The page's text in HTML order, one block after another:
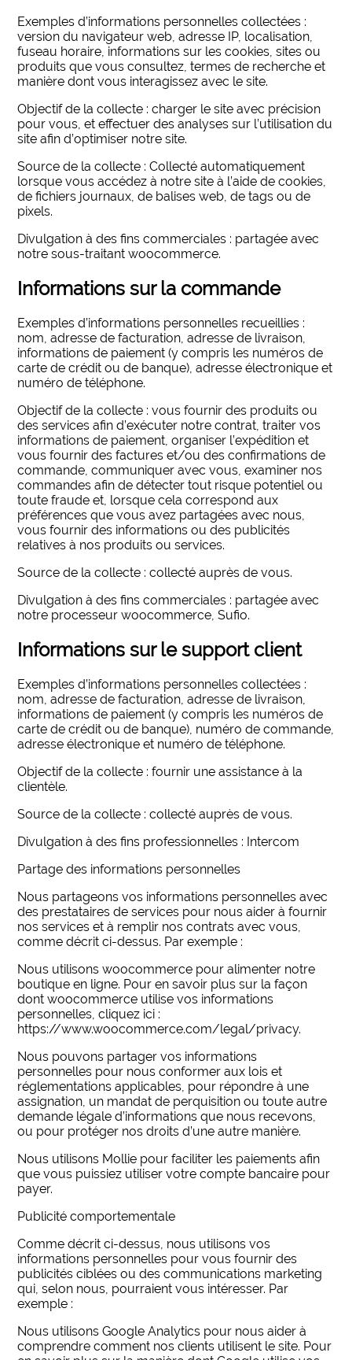
Exemples d’informations personnelles collectées :
version du navigateur web, adresse IP, localisation,
fuseau horaire, informations sur les cookies, sites ou
produits que vous consultez, termes de recherche et
manière dont vous interagissez avec le site.
Objectif de la collecte : charger le site avec précision
pour vous, et effectuer des analyses sur l’utilisation du
site afin d’optimiser notre site.
Source de la collecte : Collecté automatiquement
lorsque vous accédez à notre site à l’aide de cookies,
de fichiers journaux, de balises web, de tags ou de
pixels.
Divulgation à des fins commerciales : partagée avec
notre sous-traitant woocommerce.
Informations sur la commande
Exemples d’informations personnelles recueillies :
nom, adresse de facturation, adresse de livraison,
informations de paiement (y compris les numéros de
carte de crédit ou de banque), adresse électronique et
numéro de téléphone.
Objectif de la collecte : vous fournir des produits ou
des services afin d’exécuter notre contrat, traiter vos
informations de paiement, organiser l’expédition et
vous fournir des factures et/ou des confirmations de
commande, communiquer avec vous, examiner nos
commandes afin de détecter tout risque potentiel ou
toute fraude et, lorsque cela correspond aux
préférences que vous avez partagées avec nous,
vous fournir des informations ou des publicités
relatives à nos produits ou services.
Source de la collecte : collecté auprès de vous.
Divulgation à des fins commerciales : partagée avec
notre processeur woocommerce, Sufio.
Informations sur le support client
Exemples d’informations personnelles collectées :
nom, adresse de facturation, adresse de livraison,
informations de paiement (y compris les numéros de
carte de crédit ou de banque), numéro de commande,
adresse électronique et numéro de téléphone.
Objectif de la collecte : fournir une assistance à la
clientèle.
Source de la collecte : collecté auprès de vous.
Divulgation à des fins professionnelles : Intercom
Partage des informations personnelles
Nous partageons vos informations personnelles avec
des prestataires de services pour nous aider à fournir
nos services et à remplir nos contrats avec vous,
comme décrit ci-dessus. Par exemple :
Nous utilisons woocommerce pour alimenter notre
boutique en ligne. Pour en savoir plus sur la façon
dont woocommerce utilise vos informations
personnelles, cliquez ici :
https://www.woocommerce.com/legal/privacy.
Nous pouvons partager vos informations
personnelles pour nous conformer aux lois et
réglementations applicables, pour répondre à une
assignation, un mandat de perquisition ou toute autre
demande légale d’informations que nous recevons,
ou pour protéger nos droits d’une autre manière.
Nous utilisons Mollie pour faciliter les paiements afin
que vous puissiez utiliser votre compte bancaire pour
payer.
Publicité comportementale
Comme décrit ci-dessus, nous utilisons vos
informations personnelles pour vous fournir des
publicités ciblées ou des communications marketing
qui, selon nous, pourraient vous intéresser. Par
exemple :
Nous utilisons Google Analytics pour nous aider à
comprendre comment nos clients utilisent le site. Pour